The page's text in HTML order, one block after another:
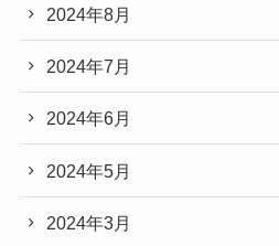
2024年8月
2024年7月
2024年6月
2024年5月
2024年3月